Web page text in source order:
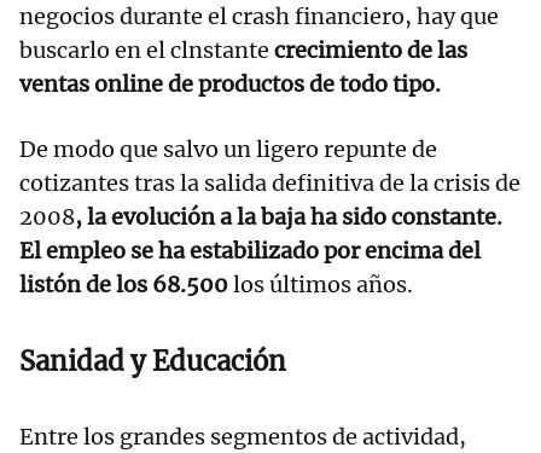
negocios durante el crash financiero, hay que
buscarlo en el clnstante crecimiento de las
ventas online de productos de todo tipo.
De modo que salvo un ligero repunte de
cotizantes tras la salida definitiva de la crisis de
2008, la evolución a la baja ha sido constante.
El empleo se ha estabilizado por encima del
listón de los 68.500los últimos años.
Sanidad y Educación
Entre los grandes segmentos de actividad,